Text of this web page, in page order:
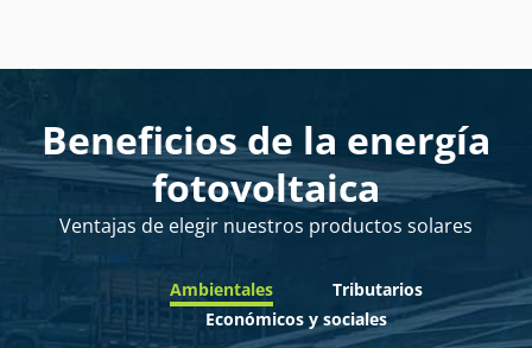
Beneficios de la energía
fotovoltaica
Ventajas de elegir nuestros productos solares
Ambientales
Tributarios
Económicos y sociales